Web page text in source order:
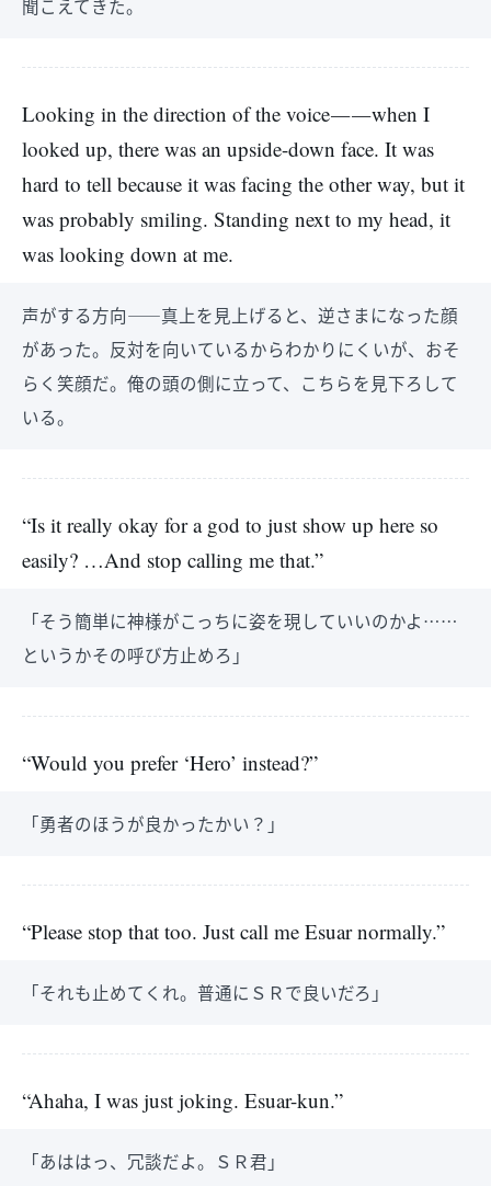
聞こえてきた。
Looking in the direction of the voice――when I
looked up, there was an upside-down face. It was
hard to tell because it was facing the other way, but it
was probably smiling. Standing next to my head, it
was looking down at me.
声がする方向――真上を見上げると、逆さまになった顔
があった。反対を向いているからわかりにくいが、おそ
らく笑顔だ。俺の頭の側に立って、こちらを見下ろして
いる。
“Is it really okay for a god to just show up here so
easily? …And stop calling me that.”
「そう簡単に神様がこっちに姿を現していいのかよ……
というかその呼び方止めろ」
“Would you prefer ‘Hero’ instead?”
「勇者のほうが良かったかい？」
“Please stop that too. Just call me Esuar normally.”
「それも止めてくれ。普通にＳＲで良いだろ」
“Ahaha, I was just joking. Esuar-kun.”
「あははっ、冗談だよ。ＳＲ君」